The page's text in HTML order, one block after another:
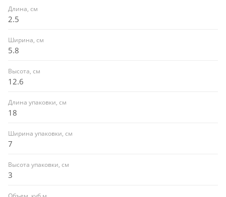
Длина, см
2.5
Ширина, см
5.8
Высота, см
12.6
Длина упаковки, см
18
Ширина упаковки, см
7
Высота упаковки, см
3